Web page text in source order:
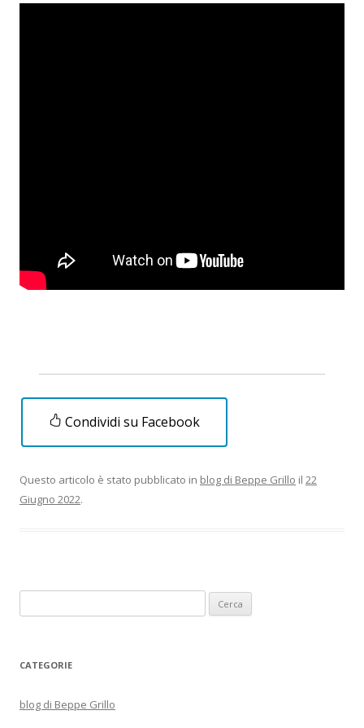
Condividi su Facebook
Questo articolo è stato pubblicato in blog di Beppe Grillo il 22
Giugno 2022.
per:
CATEGORIE
blog di Beppe Grillo